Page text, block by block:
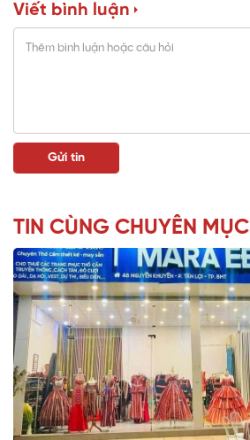
Viết bình luận
TIN CÙNG CHUYÊN MỤC